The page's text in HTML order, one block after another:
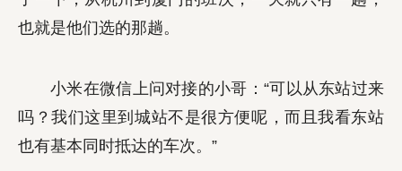
也就是他们选的那趟。
小米在微信上问对接的小哥：“可以从东站过来
吗？我们这里到城站不是很方便呢，而且我看东站
也有基本同时抵达的车次。”